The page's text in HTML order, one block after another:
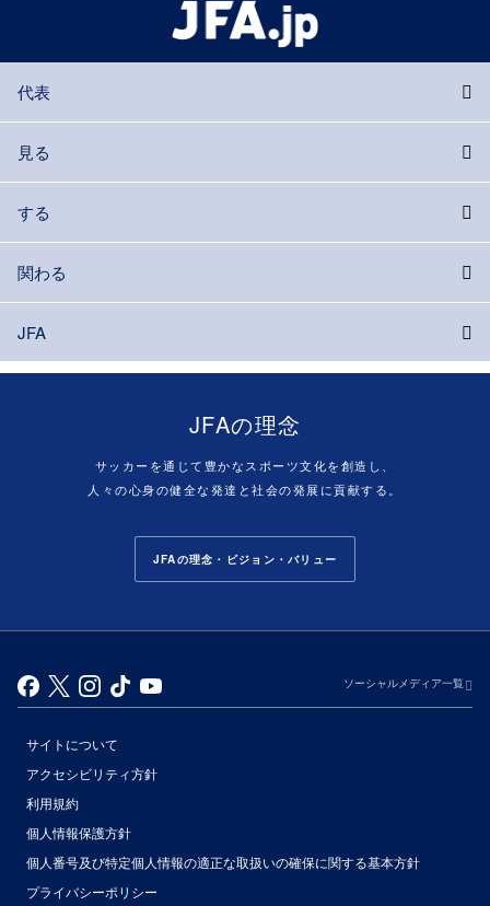
代表
見る
する
関わる
JFA
JFAの理念
サッカーを通じて豊かなスポーツ文化を創造し、
人々の心身の健全な発達と社会の発展に貢献する。
JFAの理念・ビジョン・バリュー
ソーシャルメディア一覧
サイトについて
アクセシビリティ方針
利用規約
個人情報保護方針
個人番号及び特定個人情報の適正な取扱いの確保に関する基本方針
プライバシーポリシー